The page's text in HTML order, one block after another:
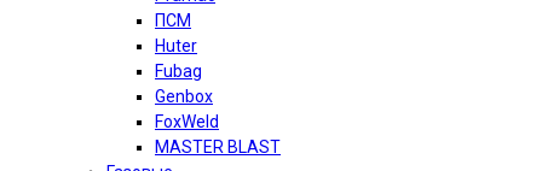
ПСМ
Huter
Fubag
Genbox
FoxWeld
MASTER BLAST